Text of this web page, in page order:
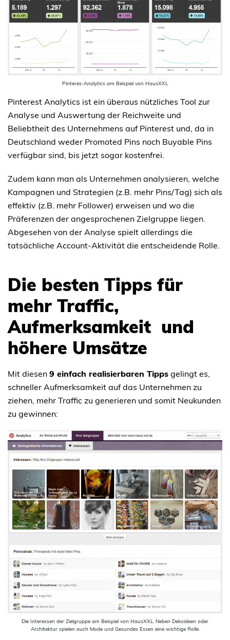
Pinteres-Analytics am Beispiel von HausXXL
Pinterest Analytics ist ein überaus nützliches Tool zur
Analyse und Auswertung der Reichweite und
Beliebtheit des Unternehmens auf Pinterest und, da in
Deutschland weder Promoted Pins noch Buyable Pins
verfügbar sind, bis jetzt sogar kostenfrei.
Zudem kann man als Unternehmen analysieren, welche
Kampagnen und Strategien (z.B. mehr Pins/Tag) sich als
effektiv (z.B. mehr Follower) erweisen und wo die
Präferenzen der angesprochenen Zielgruppe liegen.
Abgesehen von der Analyse spielt allerdings die
tatsächliche Account-Aktivität die entscheidende Rolle.
Die besten Tipps für
mehr Traffic,
Aufmerksamkeit und
höhere Umsätze
Mit diesen 9 einfach realisierbaren Tipps gelingt es,
schneller Aufmerksamkeit auf das Unternehmen zu
ziehen, mehr Traffic zu generieren und somit Neukunden
zu gewinnen:
Die Interessen der Zielgruppe am Beispiel von HausXXL. Neben Dekoideen oder
Architektur spielen auch Mode und Gesundes Essen eine wichtige Rolle.